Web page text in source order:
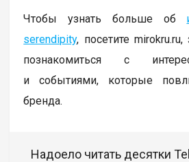
Чтобы узнать больше об
serendipity, посетите
познакомиться с
и событиями, которые
бренда.
Надоело читать десятки